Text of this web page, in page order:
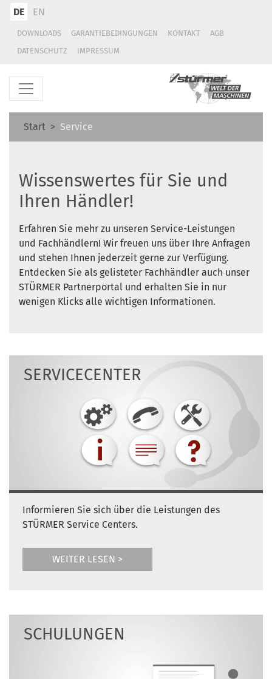
DE EN
DOWNLOADS GARANTIEBEDINGUNGEN KONTAKT
AGB
DATENSCHUTZ
IMPRESSUM
Start Service
Wissenswertes für Sie und
Ihren Händler!
Erfahren Sie mehr zu unseren Service-Leistungen
und Fachhändlern! Wir freuen uns über Ihre Anfragen
und stehen Ihnen jederzeit gerne zur Verfügung.
Entdecken Sie als gelisteter Fachhändler auch unser
STÜRMER Partnerportal und erhalten Sie in nur
wenigen Klicks alle wichtigen Informationen.
SERVICECENTER
Informieren Sie sich über die Leistungen des
STÜRMER Service Centers.
WEITER LESEN >
SCHULUNGEN